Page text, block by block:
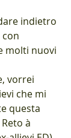
indietro
con
molti nuovi
vorrei
che mi
questa
à